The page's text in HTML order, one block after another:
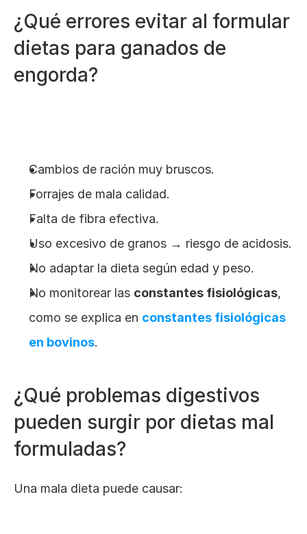
¿Qué errores evitar al formular
dietas para ganados de
engorda?
Cambios de ración muy bruscos.
Forrajes de mala calidad.
Falta de fibra efectiva.
Uso excesivo de granos → riesgo de acidosis.
No adaptar la dieta según edad y peso.
No monitorear las constantes fisiológicas,
como se explica en constantes fisiológicas
en bovinos.
¿Qué problemas digestivos
pueden surgir por dietas mal
formuladas?
Una mala dieta puede causar: